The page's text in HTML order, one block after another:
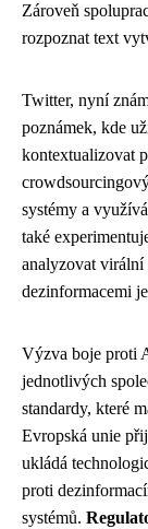
Zároveň
rozpoznat text
Twitter, nyní
poznámek, kde
kontextualizovat
systémy a
také
analyzovat virální
dezinformacemi
Výzva boje proti
jednotlivých
standardy, které
Evropská unie
ukládá
proti
systémů.